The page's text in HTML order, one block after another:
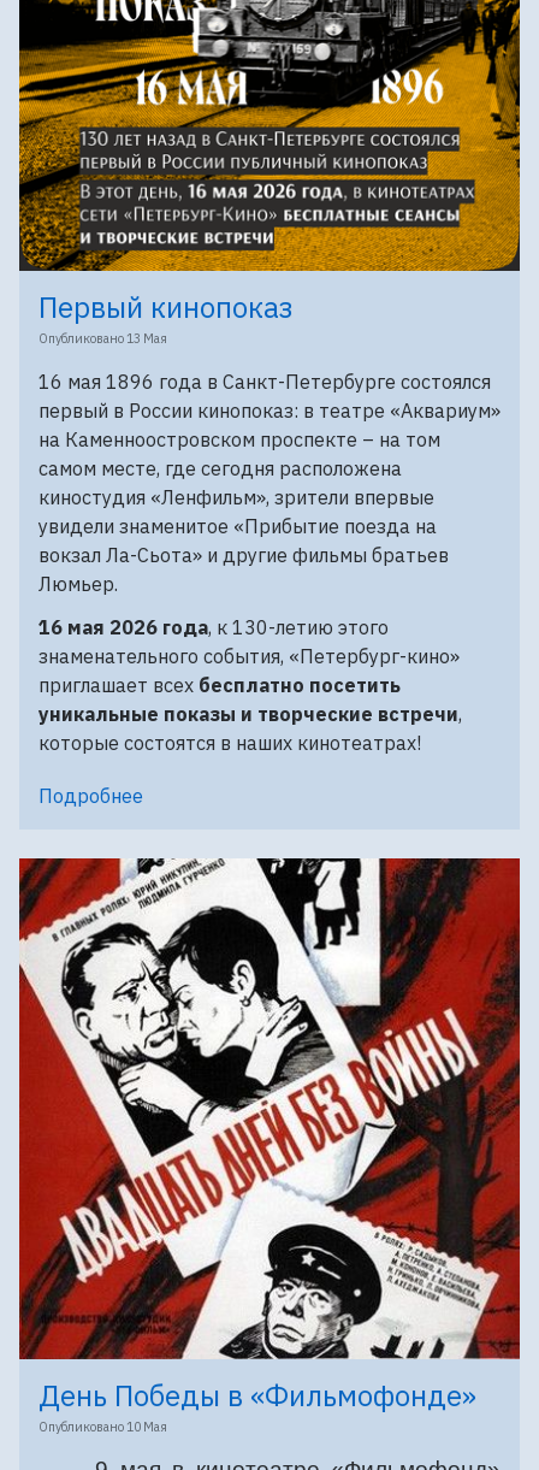
Первый кинопоказ
Опубликовано 13 Мая
16 мая 1896 года в Санкт-Петербурге состоялся
первый в России кинопоказ: в театре «Аквариум»
на Каменноостровском проспекте – на том
самом месте, где сегодня расположена
киностудия «Ленфильм», зрители впервые
увидели знаменитое «Прибытие поезда на
вокзал Ла-Сьота» и другие фильмы братьев
Люмьер.
16 мая 2026 года, к 130-летию этого
знаменательного события, «Петербург-кино»
приглашает всех бесплатно посетить
уникальные показы и творческие встречи,
которые состоятся в наших кинотеатрах!
Подробнее
День Победы в «Фильмофонде»
Опубликовано 10 Мая